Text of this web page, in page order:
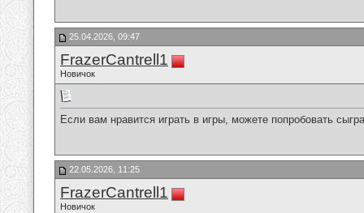
25.04.2026, 09:47
FrazerCantrell1
Новичок
Если вам нравится играть в игры, можете попробовать
22.05.2026, 11:25
FrazerCantrell1
Новичок